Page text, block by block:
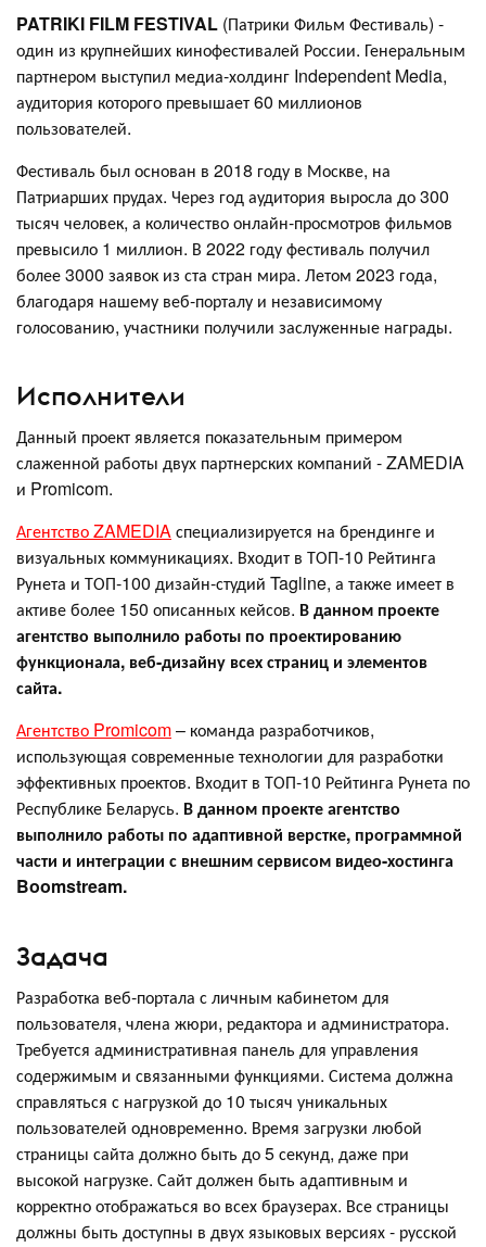
PATRIKI FILM FESTIVAL (Патрики Фильм Фестиваль) -
один из крупнейших кинофестивалей России. Генеральным
партнером выступил медиа-холдинг Independent Media,
аудитория которого превышает 60 миллионов
пользователей.
Фестиваль был основан в 2018 году в Москве, на
Патриарших прудах. Через год аудитория выросла до 300
тысяч человек, а количество онлайн-просмотров фильмов
превысило 1 миллион. В 2022 году фестиваль получил
более 3000 заявок из ста стран мира. Летом 2023 года,
благодаря нашему веб-порталу и независимому
голосованию, участники получили заслуженные награды.
Исполнители
Данный проект является показательным примером
слаженной работы двух партнерских компаний - ZAMEDIA
и Promicom.
Агентство ZAMEDIAспециализируется на брендинге и
визуальных коммуникациях. Входит в ТОП-10 Рейтинга
Рунета и ТОП-100 дизайн-студий Tagline, а также имеет в
активе более 150 описанных кейсов. В данном проекте
агентство выполнило работы по проектированию
функционала, веб-дизайну всех страниц и элементов
сайта.
Агентство Promicom– команда разработчиков,
использующая современные технологии для разработки
эффективных проектов. Входит в ТОП-10 Рейтинга Рунета по
Республике Беларусь. В данном проекте агентство
выполнило работы по адаптивной верстке, программной
части и интеграции с внешним сервисом видео-хостинга
Boomstream.
Задача
Разработка веб-портала с личным кабинетом для
пользователя, члена жюри, редактора и администратора.
Требуется административная панель для управления
содержимым и связанными функциями. Система должна
справляться с нагрузкой до 10 тысяч уникальных
пользователей одновременно. Время загрузки любой
страницы сайта должно быть до 5 секунд, даже при
высокой нагрузке. Сайт должен быть адаптивным и
корректно отображаться во всех браузерах. Все страницы
должны быть доступны в двух языковых версиях - русской